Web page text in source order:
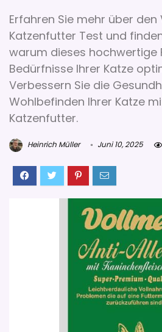
Erfahren Sie mehr über den
Katzenfutter Test und
warum dieses hochwertige
Bedürfnisse Ihrer Katze
Verbessern Sie die
Wohlbefinden Ihrer Katze
Katzenfutter.
Heinrich Müller Juni 10, 2025